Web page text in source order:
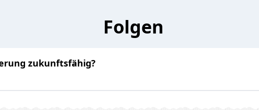
Folgen
zukunftsfähig?